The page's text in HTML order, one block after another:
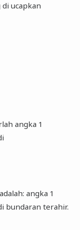
di ucapkan
angka 1
angka 1
bundaran terahir.